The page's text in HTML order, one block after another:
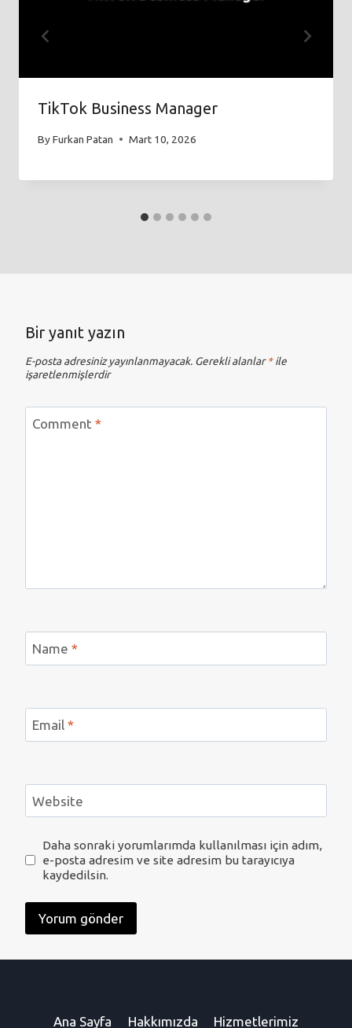
TikTok Business Manager
ByFurkan Patan Mart 10, 2026
Bir yanıt yazın
E-posta adresiniz yayınlanmayacak. Gerekli alanlar*ile
işaretlenmişlerdir
Comment *
Name *
Email *
Website
Daha sonraki yorumlarımda kullanılması için adım,
e-posta adresim ve site adresim bu tarayıcıya
kaydedilsin.
Ana Sayfa Hakkımızda Hizmetlerimiz